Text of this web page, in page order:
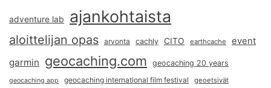
adventure lab ajankohtaista
aloittelijan opas arvonta cachly CITO earthcache event
garmin geocaching.com geocaching 20 years
geocaching app geocaching international film festival geoetsivät